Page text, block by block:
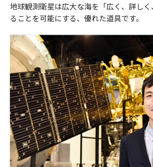
地球観測衛星は広大な海を「広く、詳し
ることを可能にする、優れた道具です。